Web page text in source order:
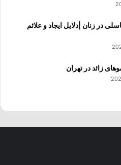
در زنان |دلایل ایجاد و علائم
زائد در تهران